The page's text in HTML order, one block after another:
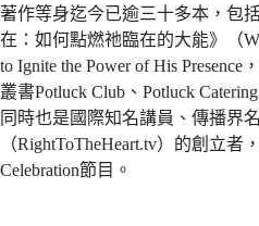
著作等身迄今已逾三十多本，包
在：如何點燃祂臨在的大能》（
to Ignite the Power of His
叢書Potluck Club、Potluck
同時也是國際知名講員、傳播界
（RightToTheHeart.tv）的創立者
Celebration節目。